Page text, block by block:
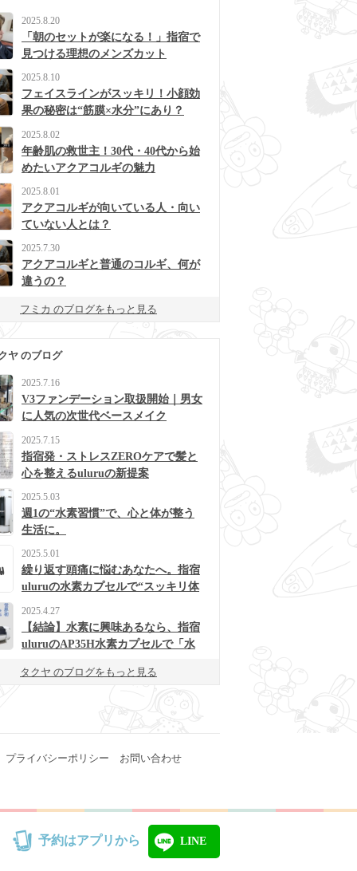
2025.8.20
「朝のセットが楽になる！」指宿で
見つける理想のメンズカット
2025.8.10
フェイスラインがスッキリ！小顔効
果の秘密は“筋膜×水分”にあり？
2025.8.02
年齢肌の救世主！30代・40代から始
めたいアクアコルギの魅力
2025.8.01
アクアコルギが向いている人・向い
ていない人とは？
2025.7.30
アクアコルギと普通のコルギ、何が
違うの？
フミカ のブログをもっと見る
ヤ のブログ
2025.7.16
V3ファンデーション取扱開始｜男女
に人気の次世代ベースメイク
2025.7.15
指宿発・ストレスZEROケアで髪と
心を整えるuluruの新提案
2025.5.03
週1の“水素習慣”で、心と体が整う
生活に。
2025.5.01
繰り返す頭痛に悩むあなたへ。指宿
uluruの水素カプセルで“スッキリ体
2025.4.27
【結論】水素に興味あるなら、指宿
uluruのAP35H水素カプセルで「水
タクヤ のブログをもっと見る
プライバシーポリシー お問い合わせ
予約はアプリから LINE